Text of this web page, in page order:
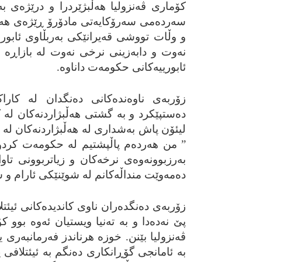
کۆماری ڤه‌نزولیا هه‌ڵبژێردرا و
سه‌رده‌می سه‌رۆکایه‌تی مادۆرۆ ڕێژه‌ی
و وڵات تووشی قه‌یرانێکی به‌ربڵاوی
نه‌وت و دابه‌زینی نرخی نه‌وت له‌ بازاڕه‌
ئابورییه‌کانی حکومه‌ت داناوه‌.
ده‌ستپێکرد و به‌ گشتی هه‌ڵبژاردنه‌کان له‌
لیئۆن پاش به‌شداری له‌ هه‌ڵبژاردنه‌کان
” من هه‌رده‌م پاڵپشتیم له‌ حکومه‌ت
به‌رزبوونه‌وه‌ی نرخه‌کان و زیاتربوونی
ده‌مه‌وێت منداڵه‌کانم له‌ شوێنێکی ئارام
زۆربه‌ی ده‌نگده‌ران ناوی کاندیده‌کانی
پێ نه‌ده‌دا و به‌ ته‌نیا ویستیان ئه‌وه‌
ڤه‌نزولیا بێنن. خوزه‌ هرناندز
به‌ ئامانجی گۆڕانکاری ده‌نگم به‌